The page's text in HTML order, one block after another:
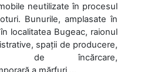
neutilizate în procesul
Bunurile, amplasate în
localitatea Bugeac, raionul
spații de producere,
de încărcare,